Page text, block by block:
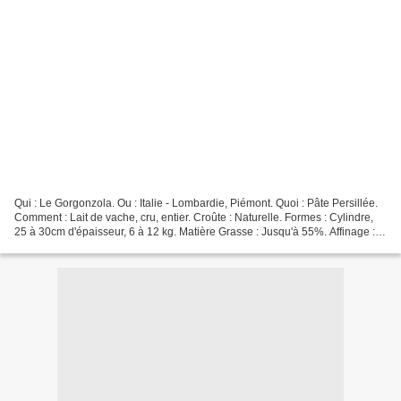
Qui : Le Gorgonzola. Ou : Italie - Lombardie, Piémont. Quoi : Pâte Persillée.
Comment : Lait de vache, cru, entier. Croûte : Naturelle. Formes : Cylindre,
25 à 30cm d'épaisseur, 6 à 12 kg. Matière Grasse : Jusqu'à 55%. Affinage : 1